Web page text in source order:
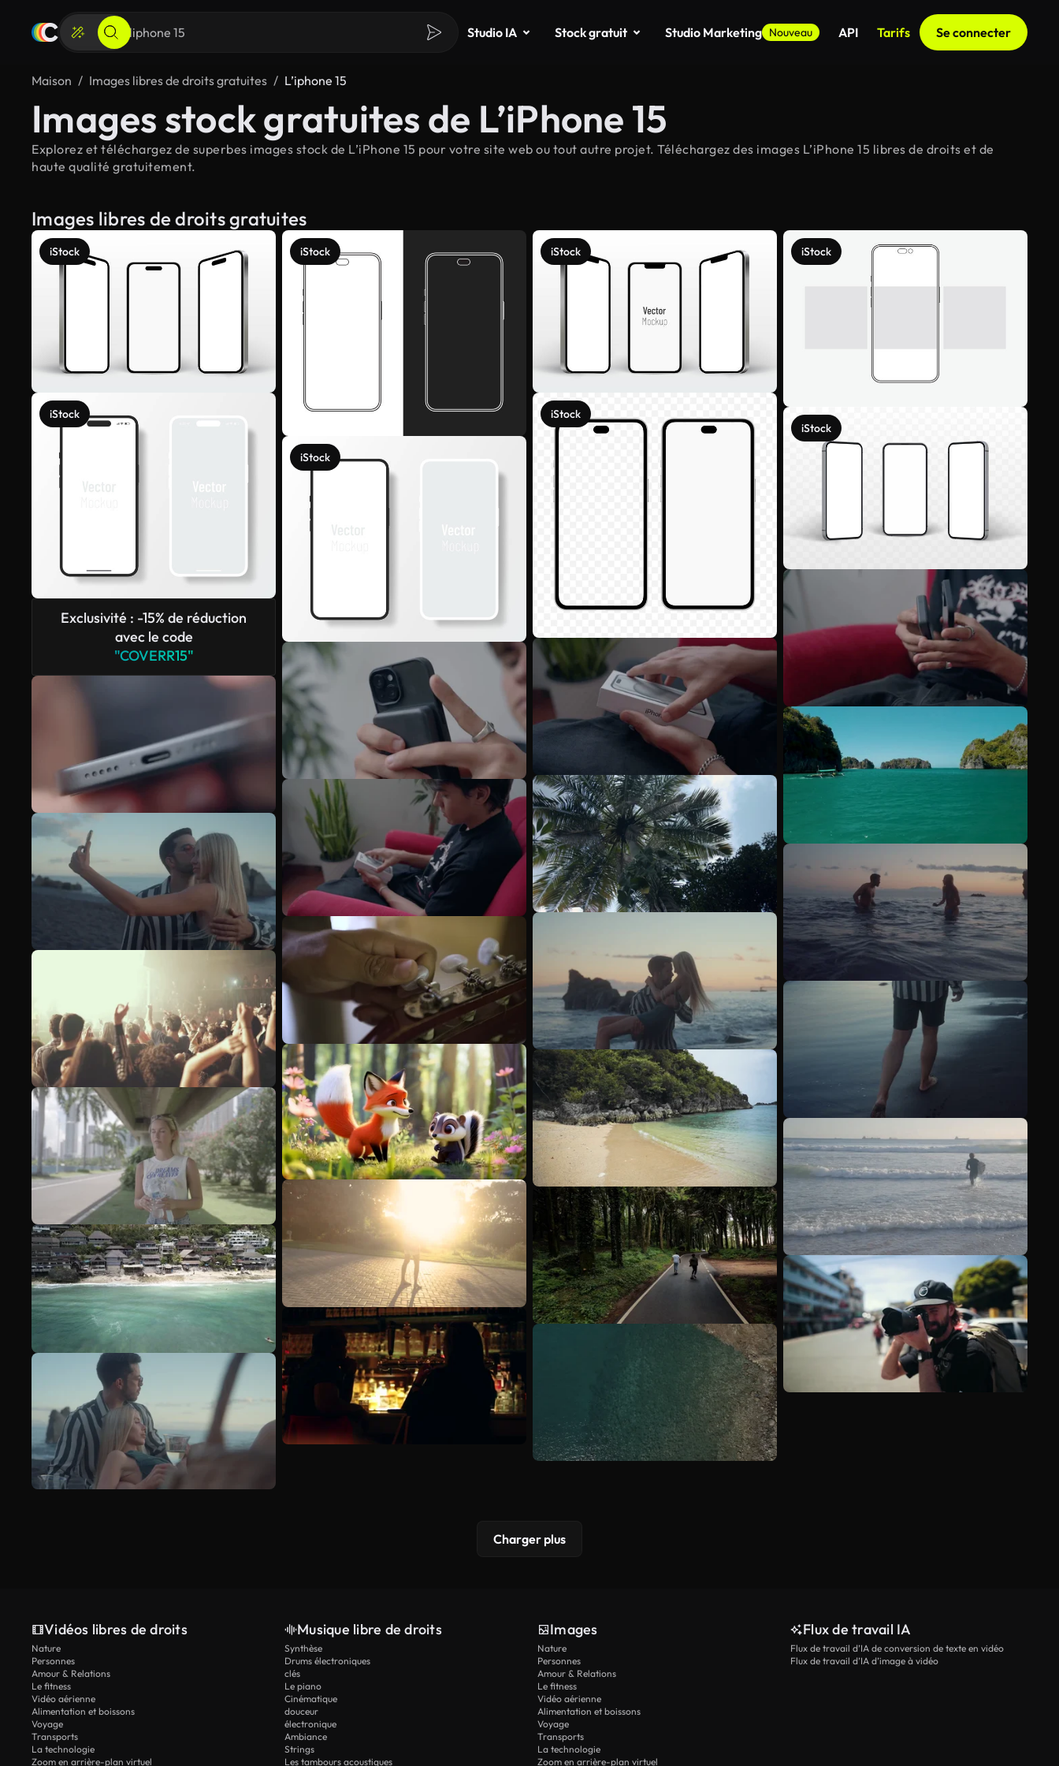
Studio IA Stock gratuit Studio Marketing Nouveau API Tarifs Se connecter
Maison Images libres de droits gratuites L’iphone 15
Images stock gratuites de L’iPhone 15
Explorez et téléchargez de superbes images stock de L’iPhone 15 pour votre site web ou tout autre projet. Téléchargez des images L’iPhone 15 libres de droits et de
haute qualité gratuitement.
Images libres de droits gratuites
iStock
iStock
Exclusivité : -15% de réduction
avec le code
"COVERR15"
iStock
iStock
iStock
iStock
iStock
iStock
Voir plus
Charger plus
Vidéos libres de droits
Nature
Personnes
Amour & Relations
Le fitness
Vidéo aérienne
Alimentation et boissons
Voyage
Transports
La technologie
Zoom en arrière-plan virtuel
Musique libre de droits
Synthèse
Drums électroniques
clés
Le piano
Cinématique
douceur
électronique
Ambiance
Strings
Les tambours acoustiques
Images
Nature
Personnes
Amour & Relations
Le fitness
Vidéo aérienne
Alimentation et boissons
Voyage
Transports
La technologie
Zoom en arrière-plan virtuel
Flux de travail IA
Flux de travail d’IA de conversion de texte en vidéo
Flux de travail d’IA d’image à vidéo